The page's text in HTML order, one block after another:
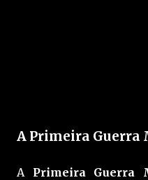
A Primeira Guerra
A Primeira Guerra